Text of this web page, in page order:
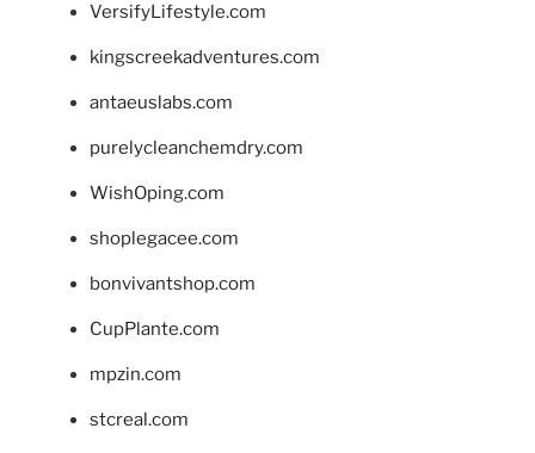
VersifyLifestyle.com
kingscreekadventures.com
antaeuslabs.com
purelycleanchemdry.com
WishOping.com
shoplegacee.com
bonvivantshop.com
CupPlante.com
mpzin.com
stcreal.com